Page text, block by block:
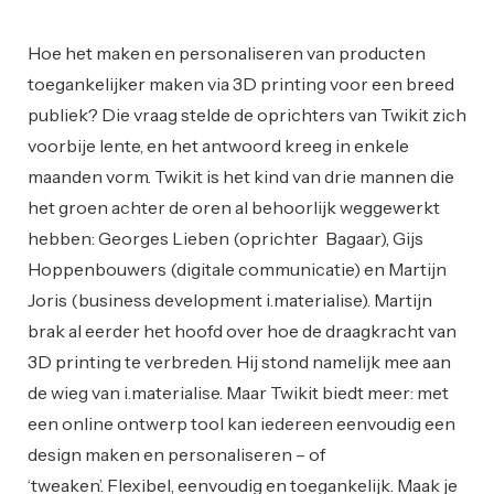
Hoe het maken en personaliseren van producten
toegankelijker maken via 3D printing voor een breed
publiek? Die vraag stelde de oprichters van Twikit zich
voorbije lente, en het antwoord kreeg in enkele
maanden vorm. Twikit is het kind van drie mannen die
het groen achter de oren al behoorlijk weggewerkt
hebben: Georges Lieben (oprichter Bagaar), Gijs
Hoppenbouwers (digitale communicatie) en Martijn
Joris (business development i.materialise). Martijn
brak al eerder het hoofd over hoe de draagkracht van
3D printing te verbreden. Hij stond namelijk mee aan
de wieg van i.materialise. Maar Twikit biedt meer: met
een online ontwerp tool kan iedereen eenvoudig een
design maken en personaliseren – of
‘tweaken’. Flexibel, eenvoudig en toegankelijk. Maak je